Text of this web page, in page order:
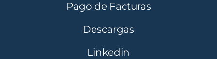
Pago de Facturas
Descargas
Linkedin